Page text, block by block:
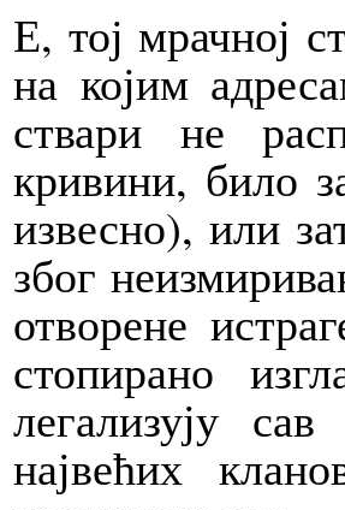
Е, тој мрачној
на којим
ствари не
кривини, било
извесно), или
због
отворене
стопирано
легализују
највећих